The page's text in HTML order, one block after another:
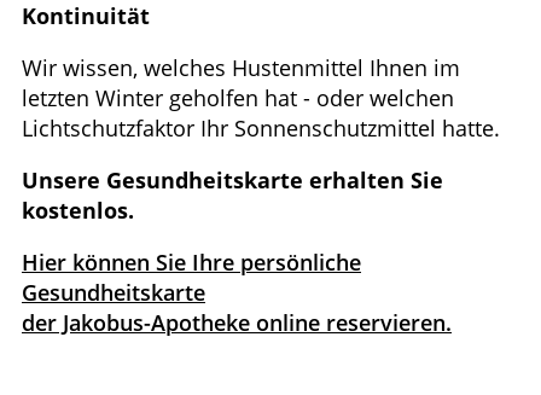
Kontinuität
Wir wissen, welches Hustenmittel Ihnen im
letzten Winter geholfen hat - oder welchen
Lichtschutzfaktor Ihr Sonnenschutzmittel hatte.
Unsere Gesundheitskarte erhalten Sie
kostenlos.
Hier können Sie Ihre persönliche
Gesundheitskarte
der Jakobus-Apotheke online reservieren.